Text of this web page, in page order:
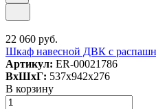
22 060 руб.
Шкаф навесной ДВК с
Артикул: ER-00021786
ВxШxГ: 537x942x276
В корзину